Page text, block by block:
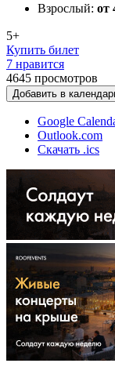
Взрослый: от
5+
Купить билет
7 нравится
4645 просмотров
Добавить в
Google
Outlook.com
Скачать .ics